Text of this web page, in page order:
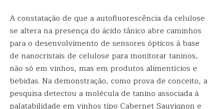
A constatação de que a autofluorescência da celulose
se altera na presença do ácido tânico abre caminhos
para o desenvolvimento de sensores ópticos à base
de nanocristais de celulose para monitorar taninos,
não só em vinhos, mas em produtos alimentícios e
bebidas. Na demonstração, como prova de conceito, a
pesquisa detectou a molécula de tanino associada à
palatabilidade em vinhos tipo Cabernet Sauvignon e